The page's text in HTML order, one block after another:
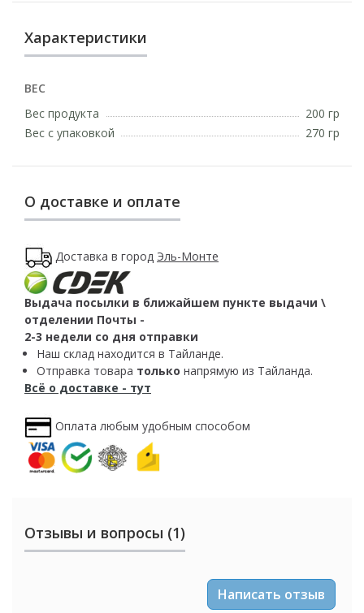
Характеристики
ВЕС
Вес продукта
200 гр
Вес с упаковкой
270 гр
О доставке и оплате
Доставка в город Эль-Монте
Выдача посылки в ближайшем пункте выдачи \
отделении Почты -
2-3 недели со дня отправки
Наш склад находится в Тайланде.
Отправка товара только напрямую из Тайланда.
Всё о доставке - тут
Оплата любым удобным способом
Отзывы и вопросы (1)
Написать отзыв